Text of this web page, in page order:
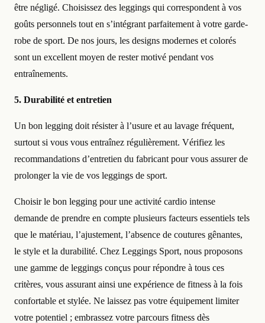
être négligé. Choisissez des leggings qui correspondent à vos
goûts personnels tout en s’intégrant parfaitement à votre garde-
robe de sport. De nos jours, les designs modernes et colorés
sont un excellent moyen de rester motivé pendant vos
entraînements.
5. Durabilité et entretien
Un bon legging doit résister à l’usure et au lavage fréquent,
surtout si vous vous entraînez régulièrement. Vérifiez les
recommandations d’entretien du fabricant pour vous assurer de
prolonger la vie de vos leggings de sport.
Choisir le bon legging pour une activité cardio intense
demande de prendre en compte plusieurs facteurs essentiels tels
que le matériau, l’ajustement, l’absence de coutures gênantes,
le style et la durabilité. Chez Leggings Sport, nous proposons
une gamme de leggings conçus pour répondre à tous ces
critères, vous assurant ainsi une expérience de fitness à la fois
confortable et stylée. Ne laissez pas votre équipement limiter
votre potentiel ; embrassez votre parcours fitness dès